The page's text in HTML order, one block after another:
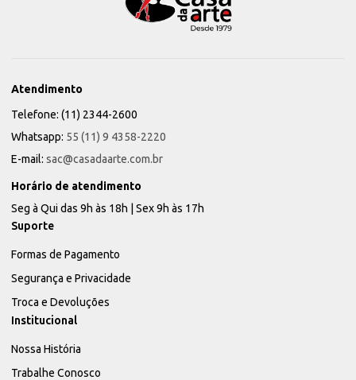
Atendimento
Telefone: (11) 2344-2600
Whatsapp: 55 (11) 9 4358-2220
E-mail: sac@casadaarte.com.br
Horário de atendimento
Seg à Qui das 9h às 18h | Sex 9h às 17h
Suporte
Formas de Pagamento
Segurança e Privacidade
Troca e Devoluções
Institucional
Nossa História
Trabalhe Conosco